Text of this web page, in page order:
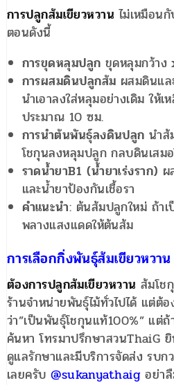
การปลูกส้มเขียวหวาน ไม่เหมือน
ตอนดังนี้
การขุดหลุมปลูก ขุดหลุมกว้า
การผสมดินปลูกส้ม ผสมดินแล
นำเอาลงใส่หลุมอย่างเดิม ให้
ประมาณ 10 ซม.
การนำต้นพันธุ์ลงดินปลูก นำส้
โชกุนลงหลุมปลูก กลบดินเสม
ราดน้ำยาB1 (น้ำยาเร่งราก) ผ
และน้ำยาป้องกันเชื้อรา
คำแนะนำ: ต้นส้มปลูกใหม่ ถ้าเ
พลางแสงแดดให้ต้นส้ม
การเลือกกิ่งพันธุ์ส้มเขียวหวาน
ต้องการปลูกส้มเขียวหวาน ส้มโช
ร้านจำหน่ายพันธุ์ไม้ทั่วไปได้ แต่ต้
ว่า”เป็นพันธุ์โชกุนแท้100%” แต่ถ้
ค้นหา โทรมาปรึกษาสวนThaiG
ดูแลรักษาและมีบริการจัดส่ง รบ
เลยครับ@sukanyathaig อย่า